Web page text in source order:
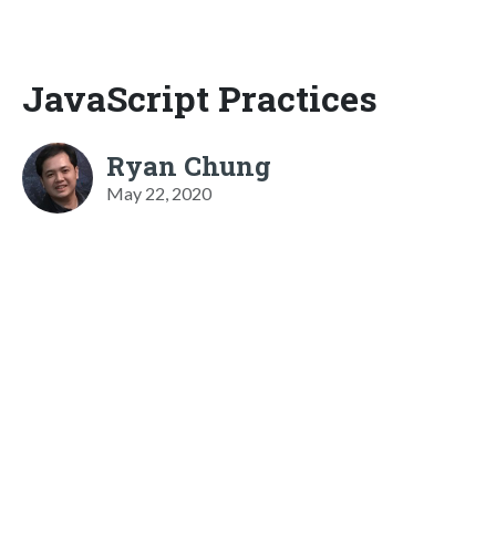
JavaScript Practices
Ryan Chung
May 22, 2020